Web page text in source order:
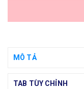
MÔ TẢ
TAB TÙY CHỈNH